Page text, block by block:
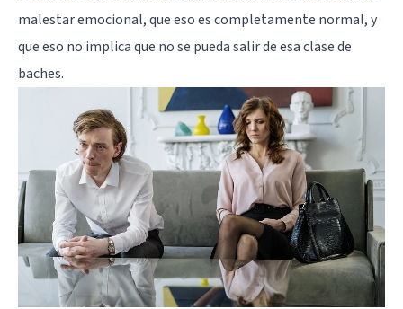
malestar emocional, que eso es completamente normal, y
que eso no implica que no se pueda salir de esa clase de
baches.